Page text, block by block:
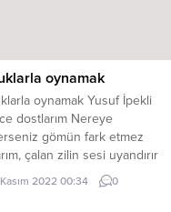
oynamak
oynamak Yusuf İpekli
dostlarım Nereye
gömün fark etmez
çalan zilin sesi uyandırır
beni! Ölünce Nereye
gömün fark etmez
2022 00:34 0